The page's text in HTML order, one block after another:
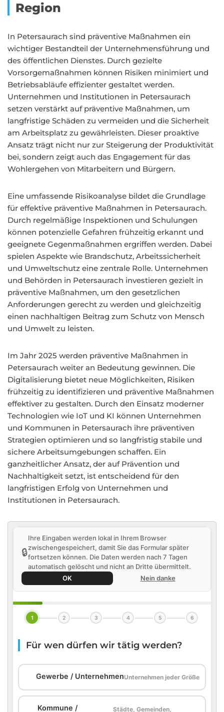
Region
In Petersaurach sind präventive Maßnahmen ein
wichtiger Bestandteil der Unternehmensführung und
des öffentlichen Dienstes. Durch gezielte
Vorsorgemaßnahmen können Risiken minimiert und
Betriebsabläufe effizienter gestaltet werden.
Unternehmen und Institutionen in Petersaurach
setzen verstärkt auf präventive Maßnahmen, um
langfristige Schäden zu vermeiden und die Sicherheit
am Arbeitsplatz zu gewährleisten. Dieser proaktive
Ansatz trägt nicht nur zur Steigerung der Produktivität
bei, sondern zeigt auch das Engagement für das
Wohlergehen von Mitarbeitern und Bürgern.
Eine umfassende Risikoanalyse bildet die Grundlage
für effektive präventive Maßnahmen in Petersaurach.
Durch regelmäßige Inspektionen und Schulungen
können potenzielle Gefahren frühzeitig erkannt und
geeignete Gegenmaßnahmen ergriffen werden. Dabei
spielen Aspekte wie Brandschutz, Arbeitssicherheit
und Umweltschutz eine zentrale Rolle. Unternehmen
und Behörden in Petersaurach investieren gezielt in
präventive Maßnahmen, um den gesetzlichen
Anforderungen gerecht zu werden und gleichzeitig
einen nachhaltigen Beitrag zum Schutz von Mensch
und Umwelt zu leisten.
Im Jahr 2025 werden präventive Maßnahmen in
Petersaurach weiter an Bedeutung gewinnen. Die
Digitalisierung bietet neue Möglichkeiten, Risiken
frühzeitig zu identifizieren und präventive Maßnahmen
effektiver zu gestalten. Durch den Einsatz moderner
Technologien wie IoT und KI können Unternehmen
und Kommunen in Petersaurach ihre präventiven
Strategien optimieren und so langfristig stabile und
sichere Arbeitsumgebungen schaffen. Ein
ganzheitlicher Ansatz, der auf Prävention und
Nachhaltigkeit setzt, ist entscheidend für den
langfristigen Erfolg von Unternehmen und
Institutionen in Petersaurach.
🔒
Ihre Eingaben werden lokal in Ihrem Browser
zwischengespeichert, damit Sie das Formular später
fortsetzen können. Die Daten werden nach 7 Tagen
automatisch gelöscht und nicht an Dritte übermittelt.
OK
Nein danke
1 2 3 4 5 6
Für wen dürfen wir tätig werden?
Gewerbe / UnternehmenUnternehmen jeder Größe
Kommune / Städte, Gemeinden,